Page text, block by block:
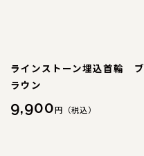
ラインストーン埋込首輪 ブ
ラウン
9,900円（税込）